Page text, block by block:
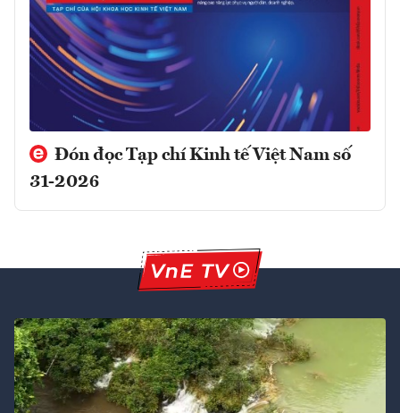
Đón đọc Tạp chí Kinh tế Việt Nam số
31-2026